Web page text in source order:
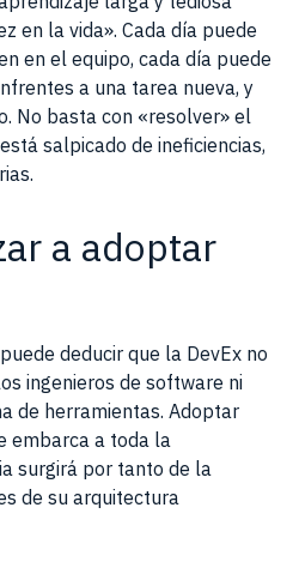
en la vida». Cada día puede
en el equipo, cada día puede
a una tarea nueva, y
No basta con «resolver» el
salpicado de ineficiencias,
a adoptar
deducir que la DevEx no
ingenieros de software ni
de herramientas. Adoptar
embarca a toda la
surgirá por tanto de la
de su arquitectura